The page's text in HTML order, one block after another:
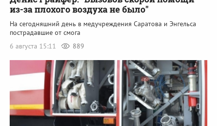
из-за плохого воздуха не было"
На сегодняшний день в медучреждения Саратова и Энгельса
пострадавшие от смога
6 августа 15:11
889